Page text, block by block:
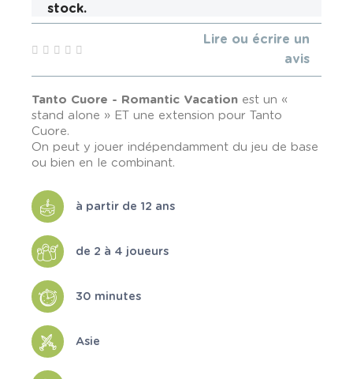
stock.
Lire ou écrire un
avis
Tanto Cuore - Romantic Vacation est un «
stand alone » ET une extension pour Tanto
Cuore.
On peut y jouer indépendamment du jeu de base
ou bien en le combinant.
à partir de 12 ans
de 2 à 4 joueurs
30 minutes
Asie